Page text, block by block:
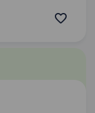
лише смачна